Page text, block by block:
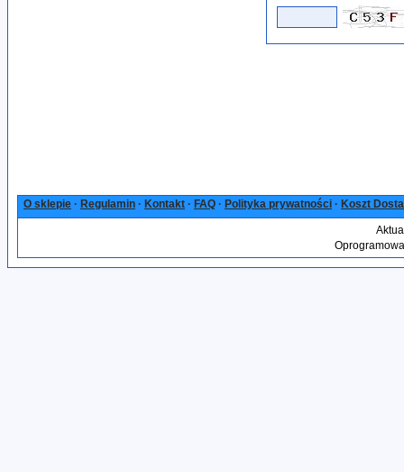
O sklepie · Regulamin · Kontakt · FAQ · Polityka prywatności · Koszt